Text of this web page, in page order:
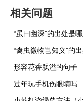
相关问题
“虽曰幽深”的出处是
“禽虫微物岂知义”的
形容花香飘溢的句子
过年玩手机伤眼睛吗